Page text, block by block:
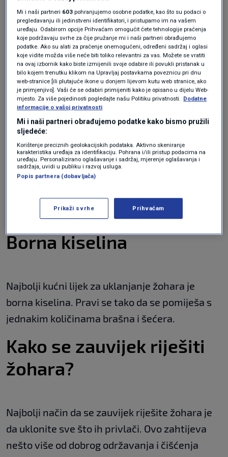
proizvoda za kontrolu štetočina na tržištu.
Pomiješajte 15 kapi ulja od metvice i tri
decilitra vode i poprskajte smijesom mjesta na
kojima ste primijetili žohare.
Sok od limuna
Limun ima prirodna antipatogena svojstva
koja odbijaju žohare. Dodajte dvije do tri žlice
limunovog soka u nekoliko litara vode. Nakon
što dobro promiješate tekućinu, umočite krpu u
nju, a zatim iscijedite i obrišite problematična
Borna kiselina
Najbolji kućni lijek za uklanjanje žohara je
borna kiselina. Pravi se tako da se pomiješa s
jednakim količinama brašna i šećera.
Kako se zauvijek riješiti
žohara?
Najbolji način da se zauvijek riješite žohara je
da uklonite sve što ih privlači. Ovo zahtijeva
nešto više od dobrog održavanja i čišćenja
Mi i naši partneri 603 pohranjujemo osobne podatke, kao što su podaci o
pregledavanju ili jedinstveni identifikatori, i pristupamo im na vašem
uređaju. Odabirom opcije Prihvaćam omogućit ćete tehnologije praćenja
koje podržavaju svrhe za čije pružanje mi i naši partneri obrađujemo
podatke. Ako su alati za praćenje onemogućeni, određeni sadržaj i oglasi
koje vidite možda više neće biti toliko relevantni za vas. Možete se vratiti
na ovaj izbornik kako biste izmijenili svoje odabire ili povukli pristanak u
bilo kojem trenutku klikom na Upravljaj postavkama poveznicu pri dnu
web-stranice [ili plutajuće ikone u donjem lijevom kutu web stranice, ako
je primjenjivo]. Vaši će se odabiri primijeniti kako je opisano u dijelu Web-
mjesto. Za više pojedinosti pogledajte našu Politiku privatnosti. Dodatne
informacije o vašoj privatnosti
Mi i naši partneri obrađujemo podatke kako bismo pružili
sljedeće:
Korištenje preciznih geolokacijskih podataka. Aktivno skeniranje
karakteristika uređaja za identifikaciju. Pohrana i/ili pristup podacima na
uređaju. Personalizirano oglašavanje i sadržaj, mjerenje oglašavanja i
sadržaja, uvidi u publiku i razvoj usluga.
Popis partnera (dobavljača)
Prikaži svrhe Prihvaćam